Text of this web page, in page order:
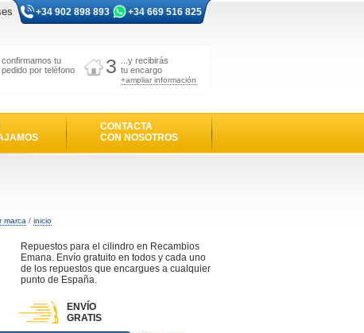
+34 902 898 893 +34 669 516 825
confirmamos tu
pedido por teléfono
3
...y recibirás
tu encargo
+ampliar información
CONTACTA
CON NOSOTROS
marca / inicio
Repuestos para el cilindro en Recambios
Emana. Envío gratuito en todos y cada uno
de los repuestos que encargues a cualquier
punto de España.
ENVÍO
GRATIS